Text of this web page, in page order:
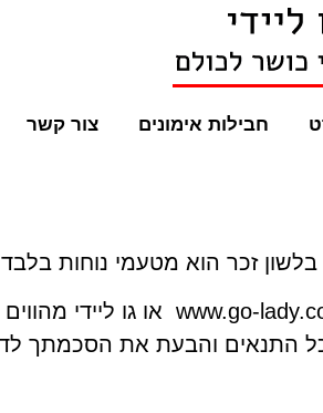
חבילות אימונים צור קשר
בלשון זכר הוא מטעמי נוחות
www.go- או גו ליידי
התנאים והבעת את הסכמתך